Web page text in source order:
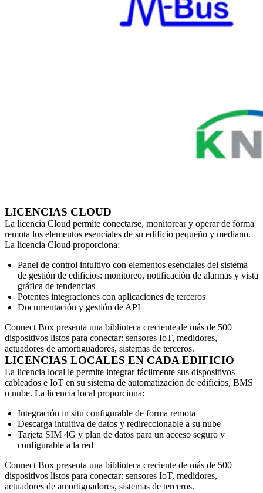
LICENCIAS CLOUD
La licencia Cloud permite conectarse, monitorear y operar de forma
remota los elementos esenciales de su edificio pequeño y mediano.
La licencia Cloud proporciona:
Panel de control intuitivo con elementos esenciales del sistema
de gestión de edificios: monitoreo, notificación de alarmas y vista
gráfica de tendencias
Potentes integraciones con aplicaciones de terceros
Documentación y gestión de API
Connect Box presenta una biblioteca creciente de más de 500
dispositivos listos para conectar: sensores IoT, medidores,
actuadores de amortiguadores, sistemas de terceros.
LICENCIAS LOCALES EN CADA EDIFICIO
La licencia local le permite integrar fácilmente sus dispositivos
cableados e IoT en su sistema de automatización de edificios, BMS
o nube. La licencia local proporciona:
Integración in situ configurable de forma remota
Descarga intuitiva de datos y redireccionable a su nube
Tarjeta SIM 4G y plan de datos para un acceso seguro y
configurable a la red
Connect Box presenta una biblioteca creciente de más de 500
dispositivos listos para conectar: sensores IoT, medidores,
actuadores de amortiguadores, sistemas de terceros.